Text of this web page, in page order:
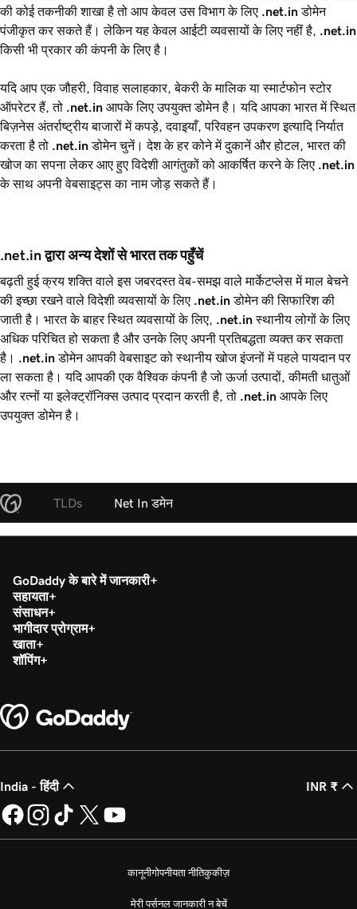
की कोई तकनीकी शाखा है तो आप केवल उस विभाग के लिए .net.inडोमेन
पंजीकृत कर सकते हैं। लेकिन यह केवल आईटी व्यवसायों के लिए नहीं है,
.net.in
किसी भी प्रकार की कंपनी के लिए है।
यदि आप एक जौहरी, विवाह सलाहकार, बेकरी के मालिक या स्मार्टफोन स्टोर
ऑपरेटर हैं, तो .net.in आपके लिए उपयुक्‍त डोमेन है। यदि आपका भारत में स्‍थित
बिज़नेस अंतर्राष्ट्रीय बाजारों में कपड़े, दवाइयाँ, परिवहन उपकरण इत्‍यादि निर्यात
करता है तो .net.inडोमेन चुनें। देश के हर कोने में दुकानें और होटल, भारत की
खोज का सपना लेकर आए हुए विदेशी आगंतुकों को आकर्षित करने के लिए .net.in
के साथ अपनी वेबसाइट्स का नाम जोड़ सकते हैं।
.net.in द्वारा अन्य देशों से भारत तक पहुँचें
बढ़ती हुई क्रय शक्ति वाले इस जबरदस्त वेब-समझ वाले मार्केटप्लेस में माल बेचने
की इच्छा रखने वाले विदेशी व्‍यवसायों के लिए .net.inडोमेन की सिफारिश की
जाती है। भारत के बाहर स्‍थित व्यवसायों के लिए,
.net.inस्थानीय लोगों के लिए
अधिक परिचित हो सकता है और उनके लिए अपनी प्रतिबद्धता व्यक्त कर सकता
है।
.net.inडोमेन आपकी वेबसाइट को स्थानीय खोज इंजनों में पहले पायदान पर
ला सकता है। यदि आपकी एक वैश्विक कंपनी है जो ऊर्जा उत्पादों, कीमती धातुओं
और रत्नों या इलेक्ट्रॉनिक्स उत्‍पाद प्रदान करती है, तो .net.in आपके लिए
उपयुक्‍त डोमेन है।
TLDs Net In डमेन
GoDaddy के बारे में जानकारी
सहायता
संसाधन
भागीदार प्रोग्राम
खाता
शॉपिंग
India - हिंदी INR ₹
कानूनीगोपनीयता नीतिकुकीज़
मेरी पर्सनल जानकारी न बेचें